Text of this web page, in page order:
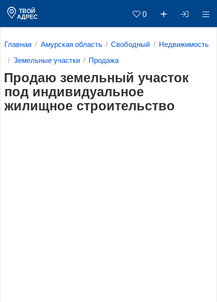
ТВОЙ
АДРЕС
0
Главная Амурская область Свободный Недвижимость
Земельные участки Продажа
Продаю земельный участок
под индивидуальное
жилищное строительство